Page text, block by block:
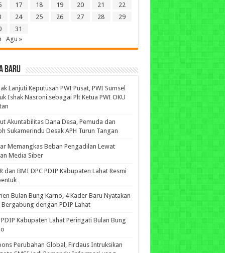
17 18 19 20 21
22
24 25 26 27 28
29
31
Agu »
BARU
Lanjuti Keputusan PWI Pusat, PWI Sumsel
Ishak Nasroni sebagai Plt Ketua PWI OKU
Akuntabilitas Dana Desa, Pemuda dan
Sukamerindu Desak APH Turun Tangan
Memangkas Beban Pengadilan Lewat
Media Siber
dan BMI DPC PDIP Kabupaten Lahat Resmi
Bulan Bung Karno, 4 Kader Baru Nyatakan
Bergabung dengan PDIP Lahat
PDIP Kabupaten Lahat Peringati Bulan Bung
Perubahan Global, Firdaus Intruksikan